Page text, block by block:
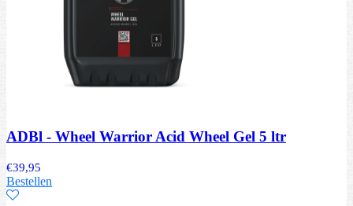
ADBl - Wheel Warrior Acid Wheel Gel 5 ltr
€39,95
Bestellen